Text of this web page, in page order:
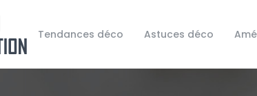
Tendances déco Astuces déco